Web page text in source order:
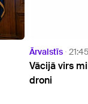
Ārvalstīs 20:23
Ukrainas